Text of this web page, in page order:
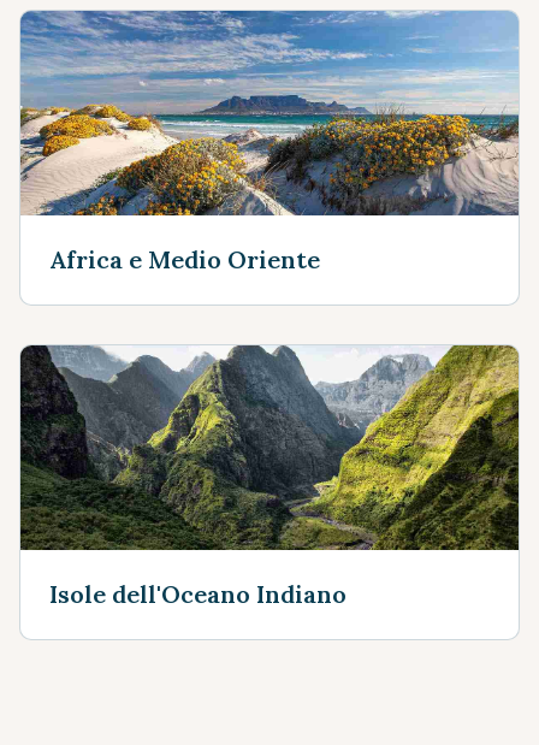
Africa e Medio Oriente
Isole dell'Oceano Indiano